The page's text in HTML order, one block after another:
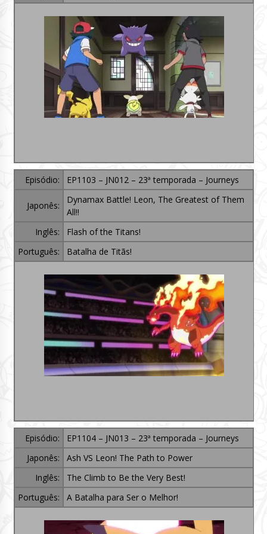
Episódio: EP1103 – JN012 – 23ª temporada – Journeys
Japonês:
Dynamax Battle! Leon, The Greatest of Them
All!!
Inglês:
Flash of the Titans!
Português:
Batalha de Titãs!
Episódio:
EP1104 – JN013 – 23ª temporada – Journeys
Japonês:
Ash VS Leon! The Path to Power
Inglês:
The Climb to Be the Very Best!
Português:
A Batalha para Ser o Melhor!